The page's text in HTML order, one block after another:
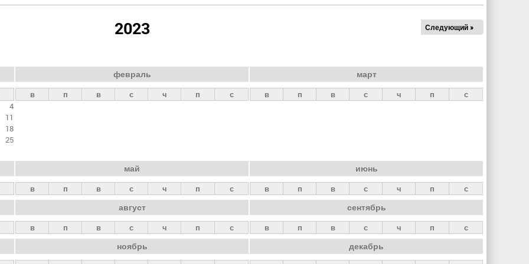
2023 Следующий »
4
11
18
25
февраль
в п в с ч п с
март
в п в с ч п с
май
в п в с ч п с
июнь
в п в с ч п с
август
в п в с ч п с
сентябрь
в п в с ч п с
ноябрь декабрь